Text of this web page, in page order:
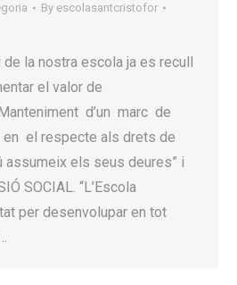
By escolasantcristofor
la nostra escola ja es recull
el valor de
d’un marc de
el respecte als drets de
assumeix els seus deures” i
SOCIAL. “L’Escola
per desenvolupar en tot